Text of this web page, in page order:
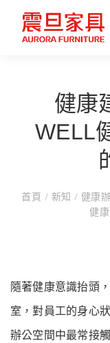
健康
WELL
首頁 / 新知 / 健康
健
隨著健康意識抬頭
室，對員工的身心
辦公空間中最常接